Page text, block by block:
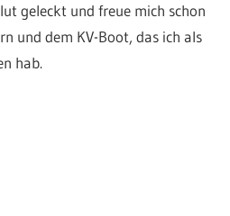
geleckt und freue mich schon
und dem KV-Boot, das ich als
hab.